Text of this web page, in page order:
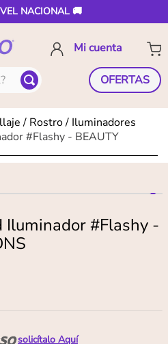
NACIONAL 🚚
OFERTAS
Rostro
Iluminadores
#Flashy - BEAUTY
Iluminador #Flashy -
solicítalo Aquí